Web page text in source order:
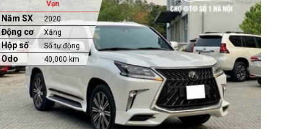
Vạn
Năm SX 2020
Động cơ Xăng
Hộp số Số tự động
Odo 40,000 km